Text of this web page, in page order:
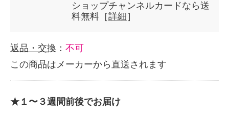
ショップチャンネルカードなら送
料無料［詳細 ］
返品・交換 ： 不可
この商品はメーカーから直送されます
★１〜３週間前後でお届け